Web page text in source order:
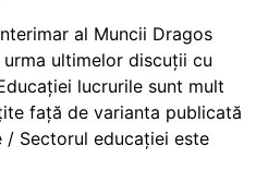
al Muncii Dragos
urma ultimelor discuții cu
lucrurile sunt mult
față de varianta publicată
/ Sectorul educației este